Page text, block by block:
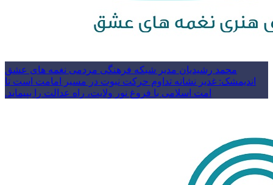
محمد رشیدیان مدیر شبکه فرهنگی مردمی نغمه های عشق
اندیمشک: غدیر نشانه تداوم حرکت نبوت در مسیر امامت است تا
امت اسلامی با فروغ نور ولایت، راه عدالت را بپیماید.